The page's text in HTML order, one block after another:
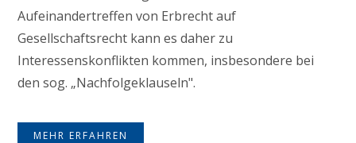
Aufeinandertreffen von Erbrecht auf
Gesellschaftsrecht kann es daher zu
Interessenskonflikten kommen, insbesondere bei
den sog. „Nachfolgeklauseln".
MEHR ERFAHREN